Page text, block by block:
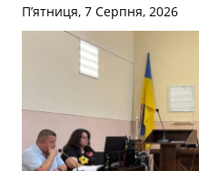
П’ятниця, 7 Серпня, 2026